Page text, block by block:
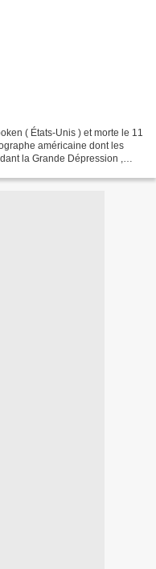
( États-Unis ) et morte le 11
américaine dont les
la Grande Dépression ,